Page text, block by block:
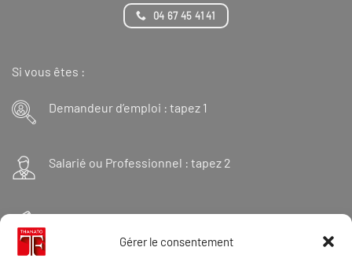
Gérer le consentement
04 67 45 41 41
Si vous êtes :
Demandeur d’emploi : tapez 1
Salarié ou Professionnel : tapez 2
Financeur : tapez 3